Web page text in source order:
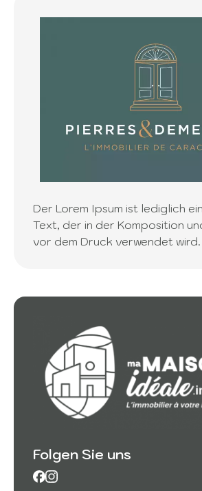
Der Lorem Ipsum ist lediglich
Text, der in der Komposition
vor dem Druck verwendet wird.
Folgen Sie uns